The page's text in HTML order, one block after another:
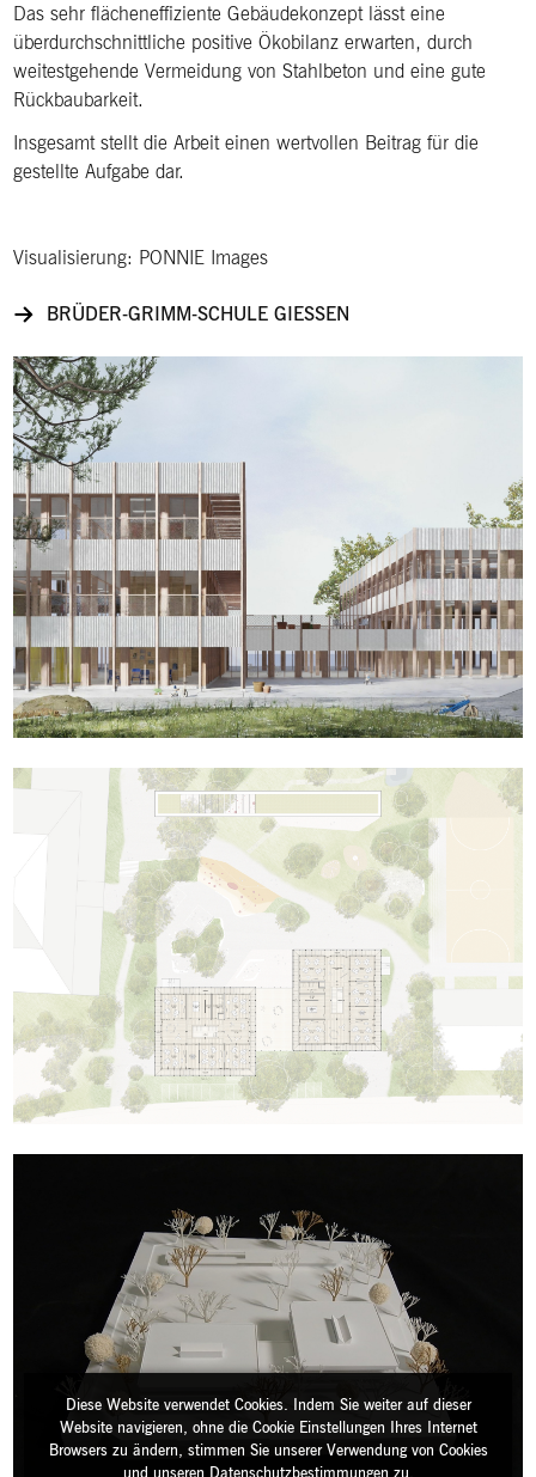
Das sehr flächeneffiziente Gebäudekonzept lässt eine
überdurchschnittliche positive Ökobilanz erwarten, durch
weitestgehende Vermeidung von Stahlbeton und eine gute
Rückbaubarkeit.
Insgesamt stellt die Arbeit einen wertvollen Beitrag für die
gestellte Aufgabe dar.
Visualisierung: PONNIE Images
BRÜDER-GRIMM-SCHULE GIESSEN
Diese Website verwendet Cookies. Indem Sie weiter auf dieser
Website navigieren, ohne die Cookie Einstellungen Ihres Internet
Browsers zu ändern, stimmen Sie unserer Verwendung von Cookies
und unseren Datenschutzbestimmungen zu.